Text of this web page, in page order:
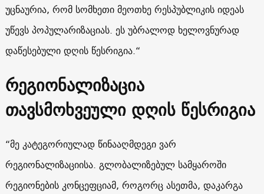
უცნაურია, რომ სომხეთი მეოთხე რესპუბლიკის იდეას
უწევს პოპულარიზაციას. ეს უბრალოდ ხელოვნურად
დაწესებული დღის წესრიგია.“
რეგიონალიზაცია
თავსმოხვეული დღის წესრიგია
“მე კატეგორიულად წინააღმდეგი ვარ
რეგიონალიზაციისა. გლობალიზებულ სამყაროში
რეგიონების კონცეფციამ, როგორც ასეთმა, დაკარგა